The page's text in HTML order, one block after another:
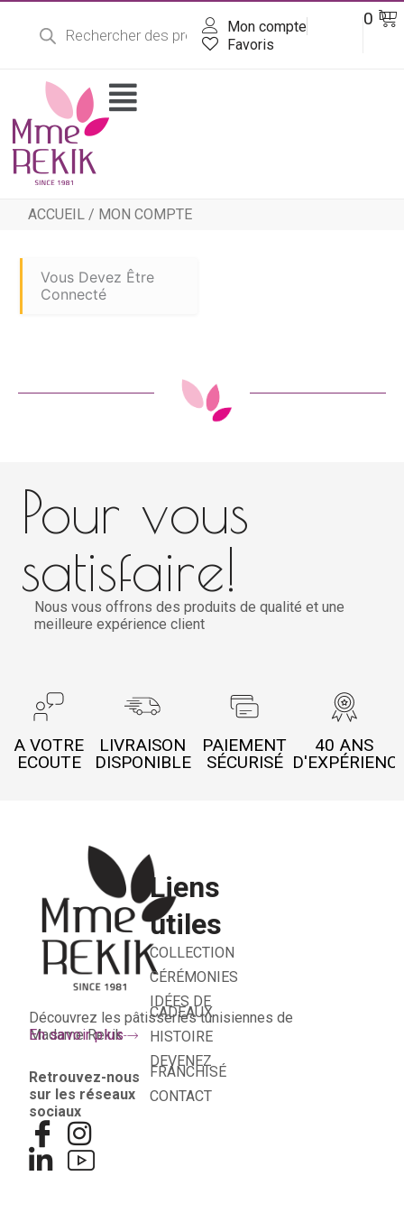
Recherche
produits
Mon compte
Favoris
0 DT
Flyout
Menu
ACCUEIL / MON COMPTE
Vous Devez Être
Connecté
Pour vous
satisfaire!
Nous vous offrons des produits de qualité et une
meilleure expérience client
A VOTRE
ECOUTE
LIVRAISON
DISPONIBLE
PAIEMENT
SÉCURISÉ
40 ANS
Découvrez les pâtisseries tunisiennes de
Madame Rekik
En savoir plus
Retrouvez-nous
sur les réseaux
sociaux
Liens
utiles
COLLECTION
CÉRÉMONIES
IDÉES DE
CADEAUX
HISTOIRE
DEVENEZ
FRANCHISÉ
CONTACT